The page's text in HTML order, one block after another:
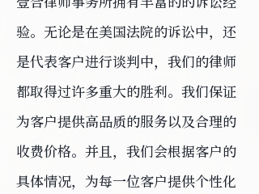
验。无论是在美国法院的诉讼中，还
是代表客户进行谈判中，我们的律师
都取得过许多重大的胜利。我们保证
为客户提供高品质的服务以及合理的
收费价格。并且，我们会根据客户的
具体情况，为每一位客户提供个性化